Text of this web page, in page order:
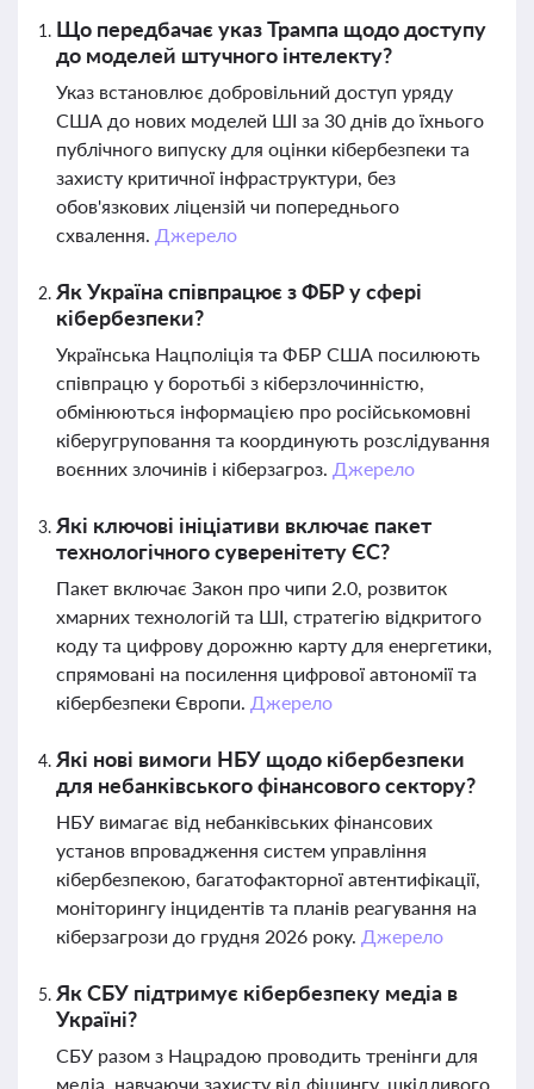
Що передбачає указ Трампа щодо доступу
до моделей штучного інтелекту?
Указ встановлює добровільний доступ уряду
США до нових моделей ШІ за 30 днів до їхнього
публічного випуску для оцінки кібербезпеки та
захисту критичної інфраструктури, без
обов'язкових ліцензій чи попереднього
схвалення. Джерело
Як Україна співпрацює з ФБР у сфері
кібербезпеки?
Українська Нацполіція та ФБР США посилюють
співпрацю у боротьбі з кіберзлочинністю,
обмінюються інформацією про російськомовні
кіберугруповання та координують розслідування
воєнних злочинів і кіберзагроз. Джерело
Які ключові ініціативи включає пакет
технологічного суверенітету ЄС?
Пакет включає Закон про чипи 2.0, розвиток
хмарних технологій та ШІ, стратегію відкритого
коду та цифрову дорожню карту для енергетики,
спрямовані на посилення цифрової автономії та
кібербезпеки Європи. Джерело
Які нові вимоги НБУ щодо кібербезпеки
для небанківського фінансового сектору?
НБУ вимагає від небанківських фінансових
установ впровадження систем управління
кібербезпекою, багатофакторної автентифікації,
моніторингу інцидентів та планів реагування на
кіберзагрози до грудня 2026 року. Джерело
Як СБУ підтримує кібербезпеку медіа в
Україні?
СБУ разом з Нацрадою проводить тренінги для
медіа, навчаючи захисту від фішингу, шкідливого